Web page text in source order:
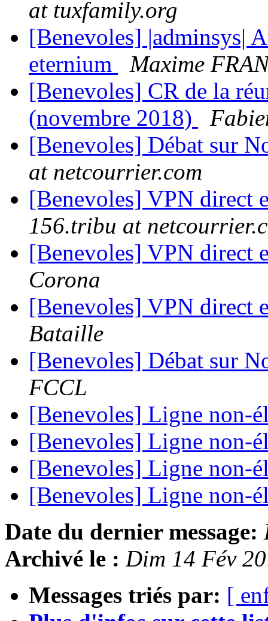
at tuxfamily.org
[Benevoles] |adminsys|
eternium
Maxime
[Benevoles] CR de la
(novembre 2018)
[Benevoles] Débat sur
at netcourrier.com
[Benevoles] VPN direct
156.tribu at
[Benevoles] VPN direct
Corona
[Benevoles] VPN direct
Bataille
[Benevoles] Débat sur
FCCL
[Benevoles] Ligne non-
[Benevoles] Ligne non-
[Benevoles] Ligne non-
[Benevoles] Ligne non-
Date du dernier message:
Archivé le : Dim 14 Fév
Messages triés par: [